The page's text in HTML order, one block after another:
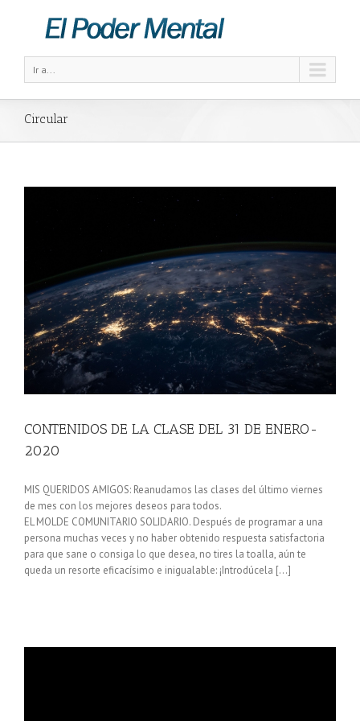
Ir a...
Circular
CONTENIDOS DE LA CLASE DEL 31 DE ENERO-
2020
MIS QUERIDOS AMIGOS: Reanudamos las clases del último viernes
de mes con los mejores deseos para todos.
EL MOLDE COMUNITARIO SOLIDARIO. Después de programar a una
persona muchas veces y no haber obtenido respuesta satisfactoria
para que sane o consiga lo que desea, no tires la toalla, aún te
queda un resorte eficacísimo e inigualable: ¡Introdúcela […]